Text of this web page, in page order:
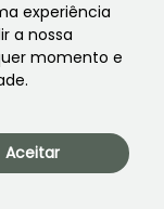
experiência
a nossa
momento e
Aceitar
por plantas!